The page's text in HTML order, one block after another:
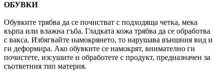
ОБУВКИ
Обувките трябва да се почистват с подходяща четка, мека
кърпа или влажна гъба. Гладката кожа трябва да се обработва
с вакса. Избягвайте намокрянето, то нарушава външния вид и
ги деформира. Ако обувките се намокрят, внимателно ги
почистете, изсушите и обработете с продукт, предназначен за
съответния тип материя.